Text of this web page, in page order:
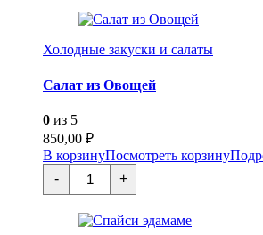
тунцом
Холодные закуски и салаты
Салат из Овощей
0 из 5
850,00 ₽
В корзинуПосмотреть корзину
-
Количество
товара
Салат
из
Овощей
+